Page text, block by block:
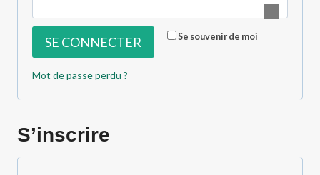
a
t
l
i
a
Se souvenir de moi
SE CONNECTER
Mot de passe perdu ?
S’inscrire